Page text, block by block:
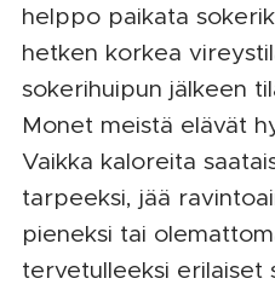
helppo paikata
hetken korkea
sokerihuipun jälkeen
Monet meistä elävät
Vaikka kaloreita
tarpeeksi, jää
pieneksi tai
tervetulleeksi erilaiset